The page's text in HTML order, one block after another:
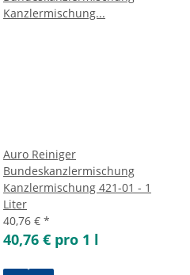
Auro Reiniger
Bundeskanzlermischung
Kanzlermischung 421-01 - 1
Liter
40,76 € *
40,76 € pro 1 l